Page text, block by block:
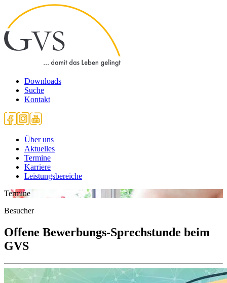
Downloads
Suche
Kontakt
Über uns
Aktuelles
Termine
Karriere
Leistungsbereiche
Termine
Besucher
Offene Bewerbungs-Sprechstunde beim
GVS